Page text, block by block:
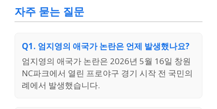
자주 묻는 질문
Q1. 엄지영의 애국가 논란은 언제 발생했나요?
엄지영의 애국가 논란은 2026년 5월 16일 창원
NC파크에서 열린 프로야구 경기 시작 전 국민의
례에서 발생했습니다.